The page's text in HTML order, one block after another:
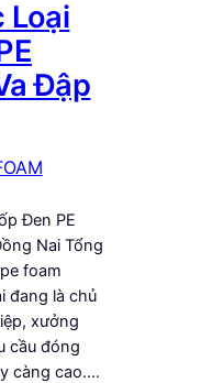
Loại
Đập
Đen PE
Nai Tổng
foam
đang là chủ
xưởng
cầu đóng
càng cao.…